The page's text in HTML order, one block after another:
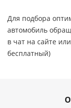
Для подбора
автомобиль
в чат на сайте
бесплатный)